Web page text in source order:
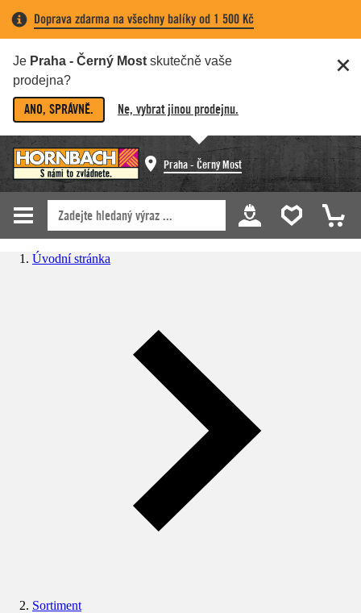
Doprava zdarma na všechny balíky od 1 500 Kč
Je Praha - Černý Most skutečně vaše
prodejna?
ANO, SPRÁVNĚ. Ne, vybrat jinou prodejnu.
Praha - Černý Most
Úvodní stránka
Sortiment